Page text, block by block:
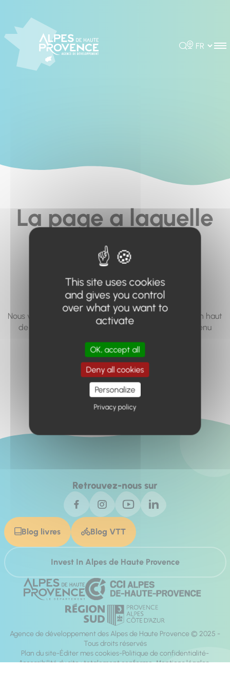
Rechercher
Choisir la
La page a laquelle
vous cherchez à
accéder n'existe
pas... ou plus.
Nous vous invitons à utiliser le moteur de recherche en haut
de page, ou à utiliser le menu pour trouver le contenu
Retour à l'accueil
Retrouvez-nous sur
Blog livres Blog VTT
Invest In Alpes de Haute Provence
Agence de développement des Alpes de Haute Provence © 2025 -
Tous droits réservés
Plan du site Éditer mes cookies Politique de confidentialité
Accessibilité du site : totalement conforme Mentions légales
This site uses cookies
and gives you control
over what you want to
activate
OK, accept all
Deny all cookies
Personalize
Privacy policy